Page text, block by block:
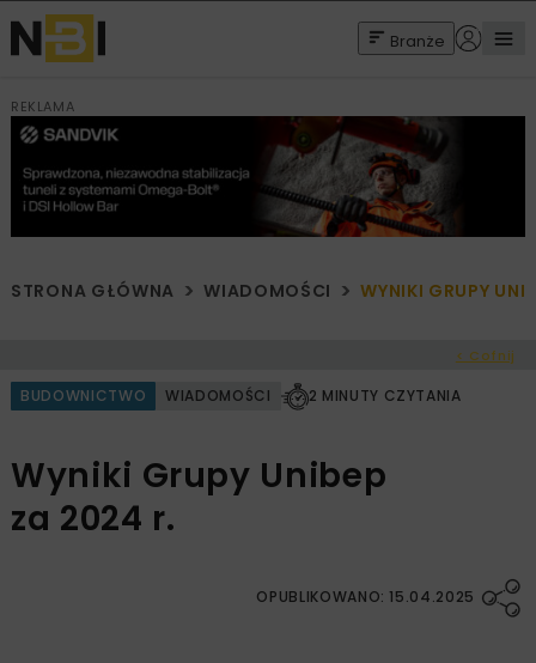
Branże
REKLAMA
STRONA GŁÓWNA WIADOMOŚCI WYNIKI GRUPY
< Cofnij
BUDOWNICTWO WIADOMOŚCI 2 MINUTY CZYTANIA
Wyniki Grupy Unibep
za 2024 r.
OPUBLIKOWANO: 15.04.2025